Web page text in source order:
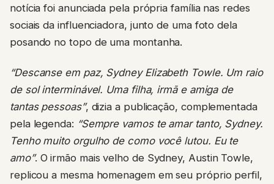
notícia foi anunciada pela própria família nas redes
sociais da influenciadora, junto de uma foto dela
posando no topo de uma montanha.
“Descanse em paz, Sydney Elizabeth Towle. Um raio
de sol interminável. Uma filha, irmã e amiga de
tantas pessoas”, dizia a publicação, complementada
pela legenda: “Sempre vamos te amar tanto, Sydney.
Tenho muito orgulho de como você lutou. Eu te
amo”. O irmão mais velho de Sydney, Austin Towle,
replicou a mesma homenagem em seu próprio perfil,